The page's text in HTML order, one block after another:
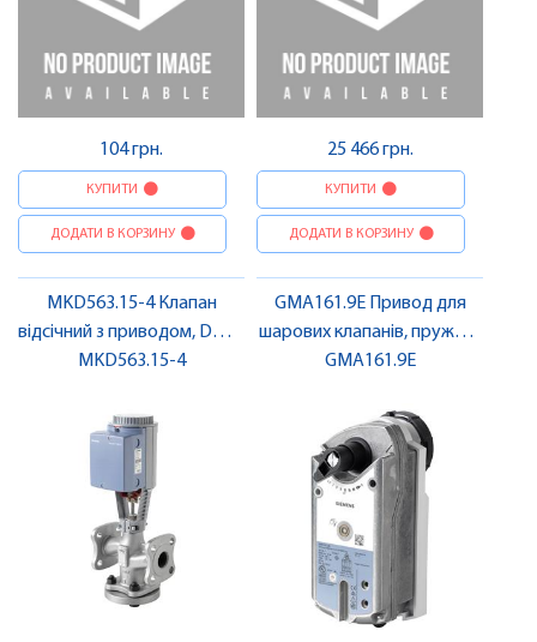
104 грн.
КУПИТИ
ДОДАТИ В КОРЗИНУ
25 466 грн.
КУПИТИ
ДОДАТИ В КОРЗИНУ
MKD563.15-4 Клапан
відсічний з приводом, DN15
| SIEMENS
MKD563.15-4
GMA161.9E Привод для
шарових клапанів, пружин.,
AC/DC 24 В, DC 0..10 В, 7 Нм,
GMA161.9E